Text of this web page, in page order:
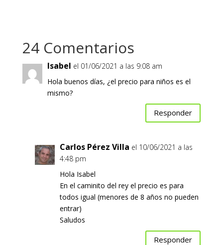
24 Comentarios
Isabel el 01/06/2021 a las 9:08 am
Hola buenos días, ¿el precio para niños es el
mismo?
Responder
Carlos Pérez Villa el 10/06/2021 a las
4:48 pm
Hola Isabel
En el caminito del rey el precio es para
todos igual (menores de 8 años no pueden
entrar)
Saludos
Responder